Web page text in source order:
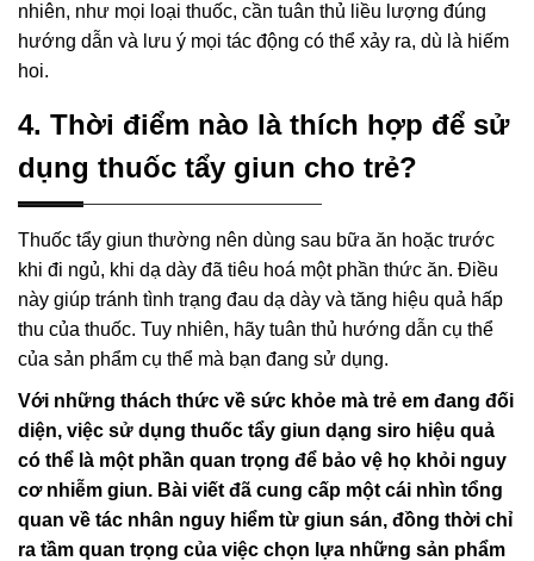
nhiên, như mọi loại thuốc, cần tuân thủ liều lượng đúng
hướng dẫn và lưu ý mọi tác động có thể xảy ra, dù là hiếm
hoi.
4. Thời điểm nào là thích hợp để sử
dụng thuốc tẩy giun cho trẻ?
Thuốc tẩy giun thường nên dùng sau bữa ăn hoặc trước
khi đi ngủ, khi dạ dày đã tiêu hoá một phần thức ăn. Điều
này giúp tránh tình trạng đau dạ dày và tăng hiệu quả hấp
thu của thuốc. Tuy nhiên, hãy tuân thủ hướng dẫn cụ thể
của sản phẩm cụ thể mà bạn đang sử dụng.
Với những thách thức về sức khỏe mà trẻ em đang đối
diện, việc sử dụng thuốc tẩy giun dạng siro hiệu quả
có thể là một phần quan trọng để bảo vệ họ khỏi nguy
cơ nhiễm giun. Bài viết đã cung cấp một cái nhìn tổng
quan về tác nhân nguy hiểm từ giun sán, đồng thời chỉ
ra tầm quan trọng của việc chọn lựa những sản phẩm